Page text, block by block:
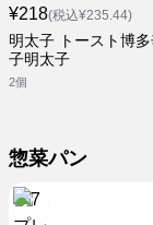
¥218(税込¥235.44)
明太子 トースト博
子明太子
2個
惣菜パン